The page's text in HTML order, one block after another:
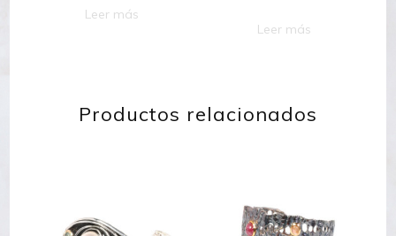
Leer más
Leer más
Productos relacionados